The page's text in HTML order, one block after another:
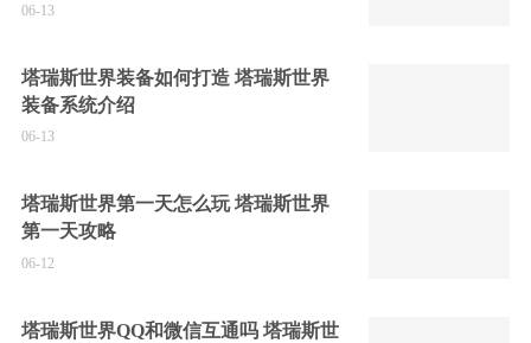
06-13
塔瑞斯世界装备如何打造 塔瑞斯世界
装备系统介绍
06-13
塔瑞斯世界第一天怎么玩 塔瑞斯世界
第一天攻略
06-12
塔瑞斯世界QQ和微信互通吗 塔瑞斯世